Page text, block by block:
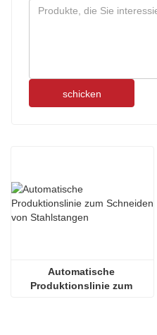
schicken
Automatische
Produktionslinie zum